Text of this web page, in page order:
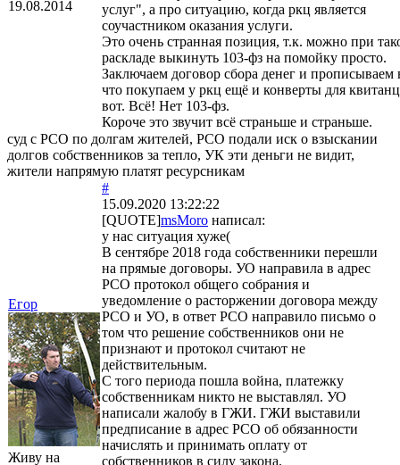
19.08.2014
услуг", а про ситуацию, когда ркц является
соучастником оказания услуги.
Это очень странная позиция, т.к. можно при
раскладе выкинуть 103-фз на помойку просто.
Заключаем договор сбора денег и прописываем
что покупаем у ркц ещё и конверты для
вот. Всё! Нет 103-фз.
Короче это звучит всё страньше и страньше.
суд с РСО по долгам жителей, РСО подали иск о взыскании
долгов собственников за тепло, УК эти деньги не видит,
жители напрямую платят ресурсникам
Егор
Живу на
#
15.09.2020 13:22:22
[QUOTE]msMoro написал:
у нас ситуация хуже(
В сентябре 2018 года собственники перешли
на прямые договоры. УО направила в адрес
РСО протокол общего собрания и
уведомление о расторжении договора между
РСО и УО, в ответ РСО направило письмо о
том что решение собственников они не
признают и протокол считают не
действительным.
С того периода пошла война, платежку
собственникам никто не выставлял. УО
написали жалобу в ГЖИ. ГЖИ выставили
предписание в адрес РСО об обязанности
начислять и принимать оплату от
собственников в силу закона.